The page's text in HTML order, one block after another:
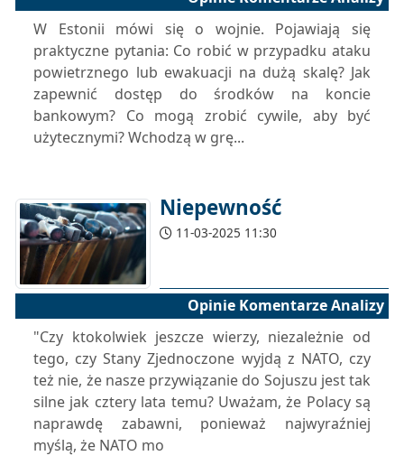
W Estonii mówi się o wojnie. Pojawiają się
praktyczne pytania: Co robić w przypadku ataku
powietrznego lub ewakuacji na dużą skalę? Jak
zapewnić dostęp do środków na koncie
bankowym? Co mogą zrobić cywile, aby być
użytecznymi? Wchodzą w grę...
Niepewność
11-03-2025 11:30
Opinie Komentarze Analizy
"Czy ktokolwiek jeszcze wierzy, niezależnie od
tego, czy Stany Zjednoczone wyjdą z NATO, czy
też nie, że nasze przywiązanie do Sojuszu jest tak
silne jak cztery lata temu? Uważam, że Polacy są
naprawdę zabawni, ponieważ najwyraźniej
myślą, że NATO mo